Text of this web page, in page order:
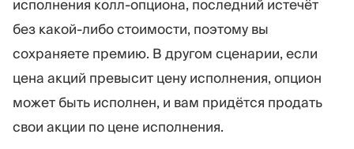
исполнения колл-опциона, последний истечёт
без какой-либо стоимости, поэтому вы
сохраняете премию. В другом сценарии, если
цена акций превысит цену исполнения, опцион
может быть исполнен, и вам придётся продать
свои акции по цене исполнения.